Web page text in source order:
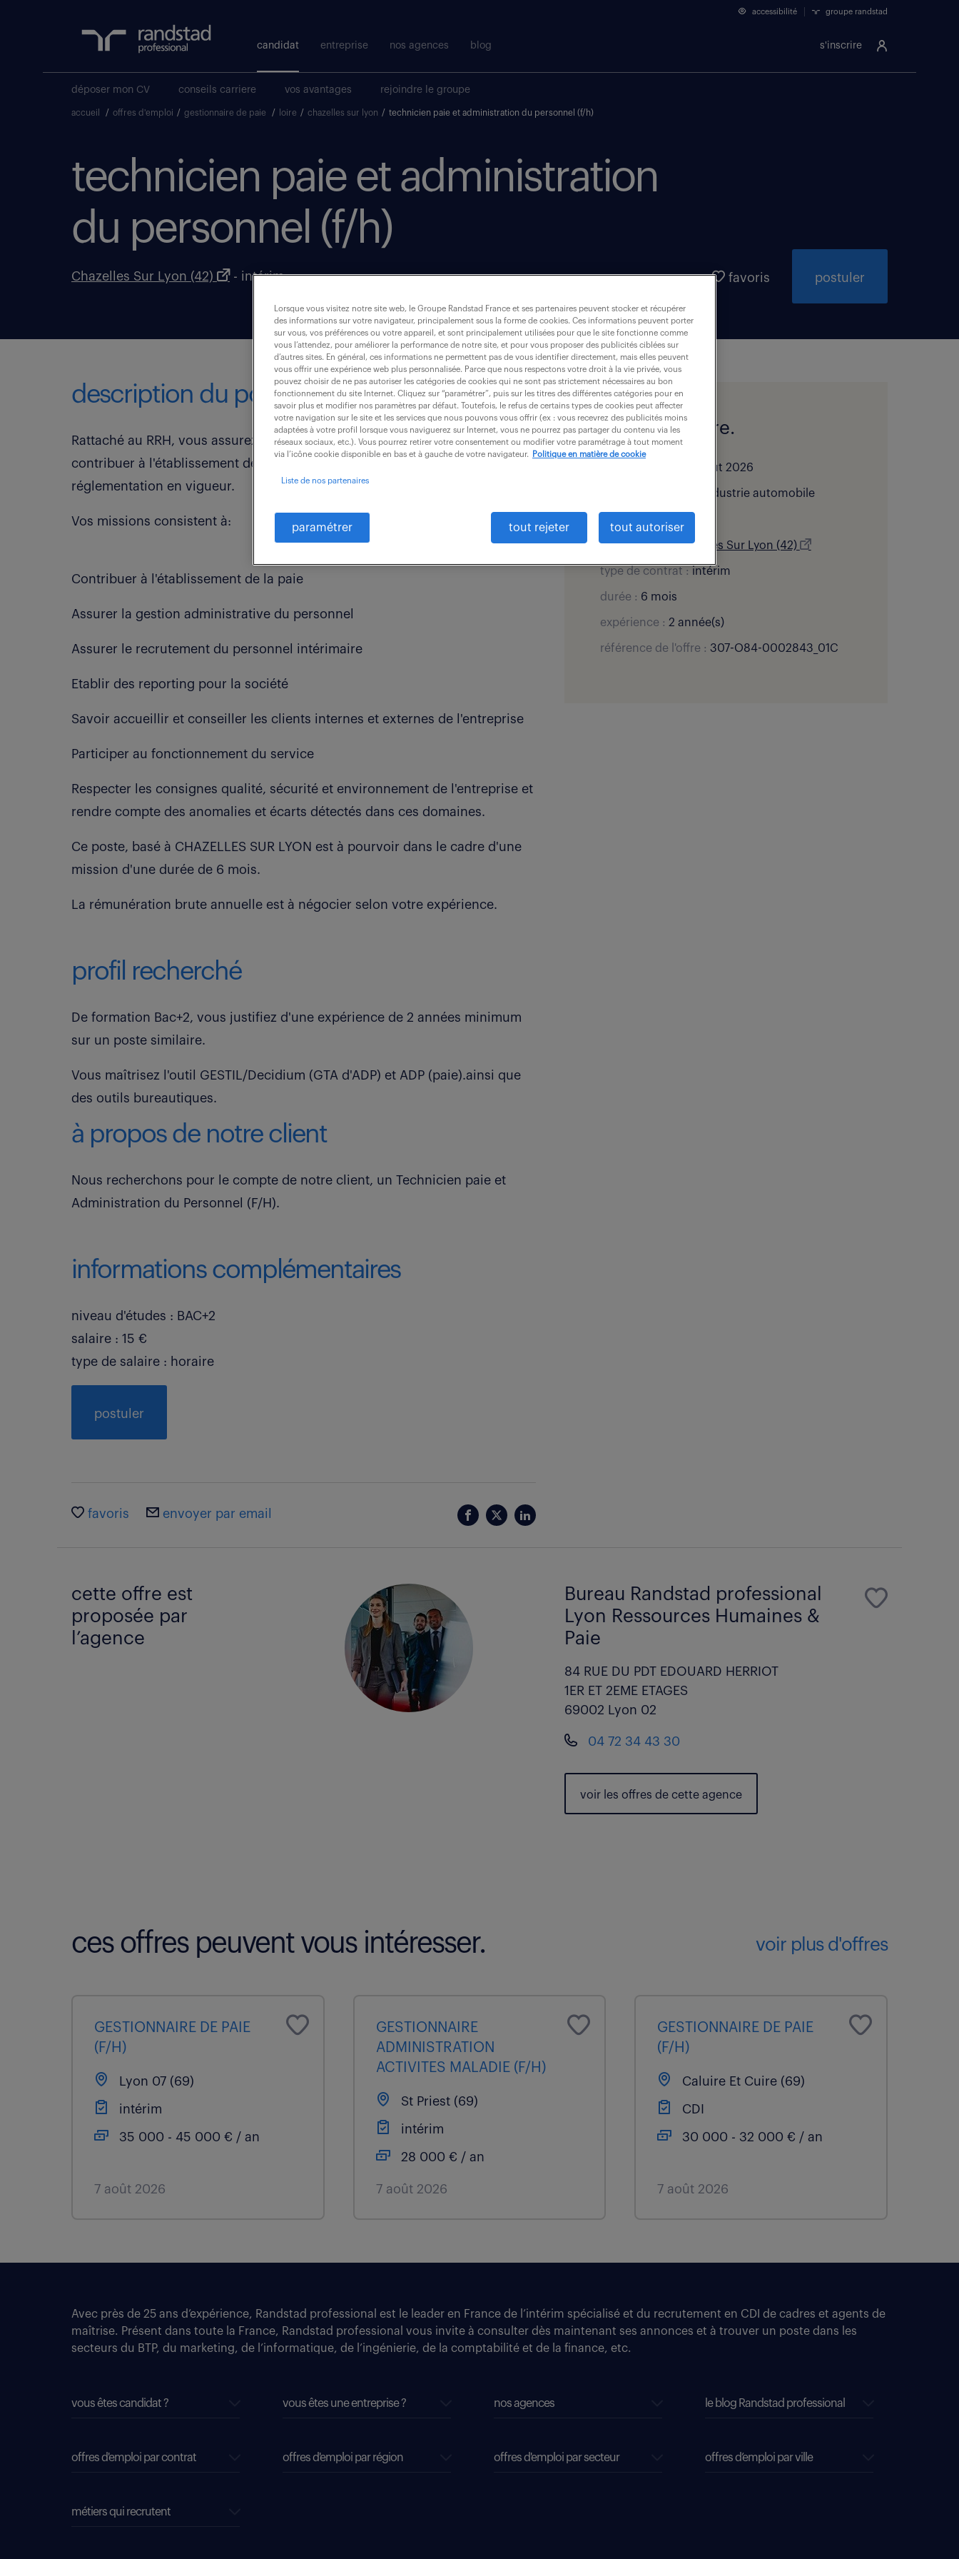
s'inscrire
accessibilité groupe randstad
candidat entreprise nos agences blog
déposer mon CV conseils carriere vos avantages rejoindre le groupe
accueil / offres d'emploi / gestionnaire de paie / loire / chazelles sur lyon / technicien paie et administration du personnel (f/h)
technicien paie et administration
du personnel (f/h)
Chazelles Sur Lyon (42) - intérim postuler
favoris
description du poste
Rattaché au RRH, vous assurez la gestion administrative du personnel et
contribuer à l'établissement de la paie dans le respect des délais et de la
réglementation en vigueur.
Vos missions consistent à:
Contribuer à l'établissement de la paie
Assurer la gestion administrative du personnel
Assurer le recrutement du personnel intérimaire
Etablir des reporting pour la société
Savoir accueillir et conseiller les clients internes et externes de l'entreprise
Participer au fonctionnement du service
Respecter les consignes qualité, sécurité et environnement de l'entreprise et
rendre compte des anomalies et écarts détectés dans ces domaines.
Ce poste, basé à CHAZELLES SUR LYON est à pourvoir dans le cadre d'une
mission d'une durée de 6 mois.
La rémunération brute annuelle est à négocier selon votre expérience.
profil recherché
De formation Bac+2, vous justifiez d'une expérience de 2 années minimum
sur un poste similaire.
Vous maîtrisez l'outil GESTIL/Decidium (GTA d'ADP) et ADP (paie).ainsi que
des outils bureautiques.
à propos de notre client
Nous recherchons pour le compte de notre client, un Technicien paie et
Administration du Personnel (F/H).
informations complémentaires
niveau d'études : BAC+2
salaire : 15 €
type de salaire : horaire
postuler
favoris envoyer par email
détail de l'offre.
7 août 2026
Industrie automobile
localisation :Chazelles Sur Lyon (42)
type de contrat : intérim
durée : 6 mois
expérience : 2 année(s)
référence de l'offre : 307-O84-0002843_01C
cette offre est
proposée par
l’agence
Bureau Randstad professional
Lyon Ressources Humaines &
Paie
84 RUE DU PDT EDOUARD HERRIOT
1ER ET 2EME ETAGES
69002 Lyon 02
04 72 34 43 30
voir les offres de cette agence
ces offres peuvent vous intéresser. voir plus d'offres
GESTIONNAIRE DE PAIE
(F/H)
Lyon 07 (69)
intérim
35 000 - 45 000 € / an
7 août 2026
GESTIONNAIRE
ADMINISTRATION
ACTIVITES MALADIE (F/H)
St Priest (69)
intérim
28 000 € / an
7 août 2026
GESTIONNAIRE DE PAIE
(F/H)
Caluire Et Cuire (69)
CDI
30 000 - 32 000 € / an
7 août 2026
Avec près de 25 ans d’expérience, Randstad professional est le leader en France de l’intérim spécialisé et du recrutement en CDI de cadres et agents de
maîtrise. Présent dans toute la France, Randstad professional vous invite à consulter dès maintenant ses annonces et à trouver un poste dans les
secteurs du BTP, du marketing, de l’informatique, de l’ingénierie, de la comptabilité et de la finance, etc.
vous êtes candidat ? vous êtes une entreprise ? nos agences le blog Randstad professional
offres d'emploi par contrat offres d'emploi par région offres d'emploi par secteur offres d’emploi par ville
métiers qui recrutent
Lorsque vous visitez notre site web, le Groupe Randstad France et ses partenaires peuvent stocker et récupérer
des informations sur votre navigateur, principalement sous la forme de cookies. Ces informations peuvent porter
sur vous, vos préférences ou votre appareil, et sont principalement utilisées pour que le site fonctionne comme
vous l’attendez, pour améliorer la performance de notre site, et pour vous proposer des publicités ciblées sur
d’autres sites. En général, ces informations ne permettent pas de vous identifier directement, mais elles peuvent
vous offrir une expérience web plus personnalisée. Parce que nous respectons votre droit à la vie privée, vous
pouvez choisir de ne pas autoriser les catégories de cookies qui ne sont pas strictement nécessaires au bon
fonctionnement du site Internet. Cliquez sur “paramétrer”, puis sur les titres des différentes catégories pour en
savoir plus et modifier nos paramètres par défaut. Toutefois, le refus de certains types de cookies peut affecter
votre navigation sur le site et les services que nous pouvons vous offrir (ex : vous recevrez des publicités moins
adaptées à votre profil lorsque vous naviguerez sur Internet, vous ne pourrez pas partager du contenu via les
réseaux sociaux, etc.). Vous pourrez retirer votre consentement ou modifier votre paramétrage à tout moment
via l’icône cookie disponible en bas et à gauche de votre navigateur.
Politique en matière de cookie
Liste de nos partenaires
paramétrer tout rejeter tout autoriser